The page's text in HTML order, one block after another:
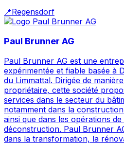
📍Regensdorf
Paul Brunner AG
Paul Brunner AG est une
expérimentée et fiable basée à
du Limmattal. Dirigée de
propriétaire, cette société
services dans le secteur du
notamment dans la
ainsi que dans les opérations
déconstruction. Paul Brunner
dans la transformation, la